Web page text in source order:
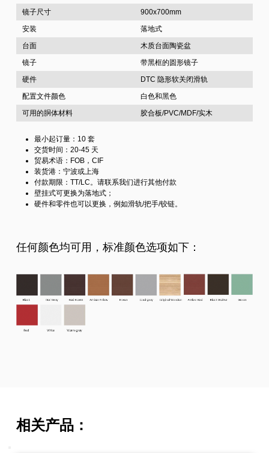
镜子尺寸
900x700mm
安装
落地式
台面
木质台面陶瓷盆
镜子
带黑框的圆形镜子
硬件
DTC 隐形软关闭滑轨
配置文件颜色
白色和黑色
可用的胴体材料
胶合板/PVC/MDF/实木
最小起订量：10 套
交货时间：20-45 天
贸易术语：FOB，CIF
装货港：宁波或上海
付款期限：TT/LC。请联系我们进行其他付款
壁挂式可更换为落地式；
硬件和零件也可以更换，例如滑轨/把手/铰链。
任何颜色均可用，标准颜色选项如下：
相关产品：